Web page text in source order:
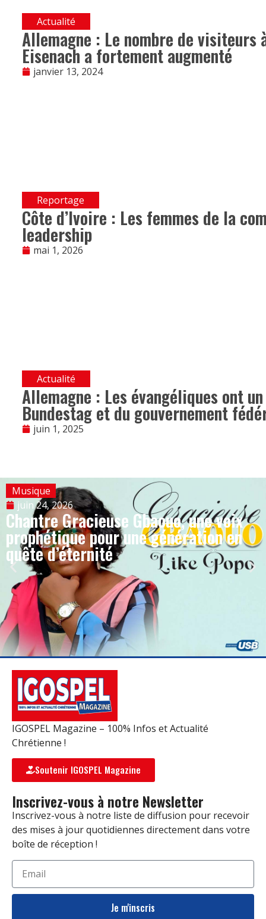
Actualité
Allemagne : Le nombre de visiteurs
Eisenach a fortement augmenté
janvier 13, 2024
Reportage
Côte d’Ivoire : Les femmes de la
leadership
mai 1, 2026
Actualité
Allemagne : Les évangéliques ont
Bundestag et du gouvernement
juin 1, 2025
Musique
juin 24, 2026
Chantre Gracieuse Gbaouo, une voix
prophétique pour une génération en
quête d’éternité
IGOSPEL Magazine – 100% Infos et Actualité
Chrétienne !
Soutenir IGOSPEL Magazine
Inscrivez-vous à notre Newsletter
Inscrivez-vous à notre liste de diffusion pour recevoir
des mises à jour quotidiennes directement dans votre
boîte de réception !
Je m'inscris